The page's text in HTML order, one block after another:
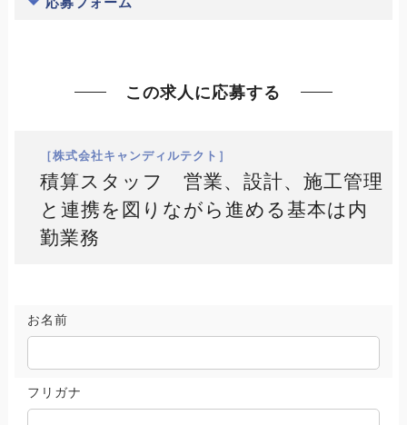
この求人に応募する
［株式会社キャンディルテクト］
積算スタッフ 営業、設計、施工管理
と連携を図りながら進める基本は内
勤業務
お名前
フリガナ